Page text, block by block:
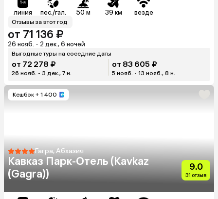
линия пес./гал. 50 м 39 км везде
Отзывы за этот год
от 71 136 ₽
26 нояб. - 2 дек., 6 ночей
Выгодные туры на соседние даты
от 72 278 ₽
26 нояб. - 3 дек., 7 н.
от 83 605 ₽
5 нояб. - 13 нояб., 8 н.
Кешбэк + 1 400
Гагра, Абхазия
Кавказ Парк-Отель (Kavkaz
(Gagra))
9.0
31 отзыв